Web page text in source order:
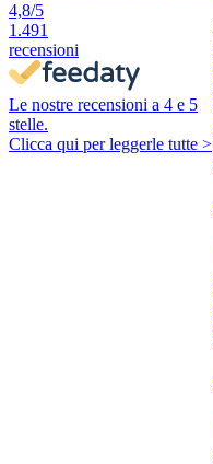
4,8/5
1.491
recensioni
Le nostre recensioni a 4 e 5
stelle.
Clicca qui per leggerle tutte >